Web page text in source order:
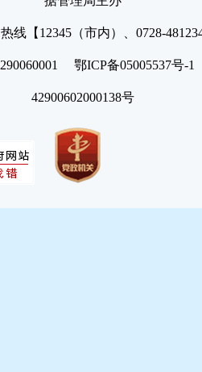
线【12345（市内）、0728-
鄂ICP备05005537号
42900602000138号